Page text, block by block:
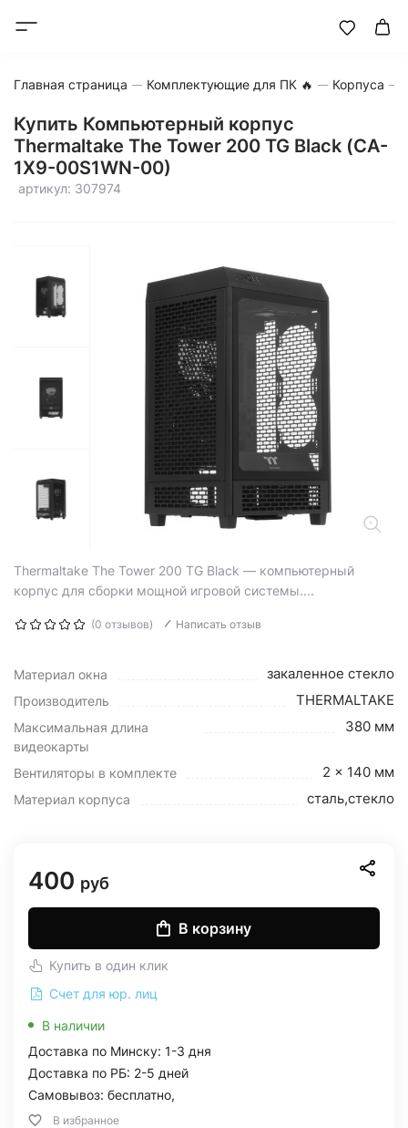
Главная страница Комплектующие для ПК 🔥 Корпуса
Купить Компьютерный корпус
Thermaltake The Tower 200 TG Black (CA-
1X9-00S1WN-00)
артикул: 307974
Thermaltake The Tower 200 TG Black — компьютерный
корпус для сборки мощной игровой системы....
(0 отзывов) Написать отзыв
Материал окна закаленное стекло
Производитель THERMALTAKE
Максимальная длина
видеокарты
380 мм
Вентиляторы в комплекте 2 x 140 мм
Материал корпуса сталь,стекло
400 руб
В корзину
Купить в один клик
Счет для юр. лиц
В наличии
Доставка по Минску: 1-3 дня
Доставка по РБ: 2-5 дней
Самовывоз: бесплатно,
В избранное